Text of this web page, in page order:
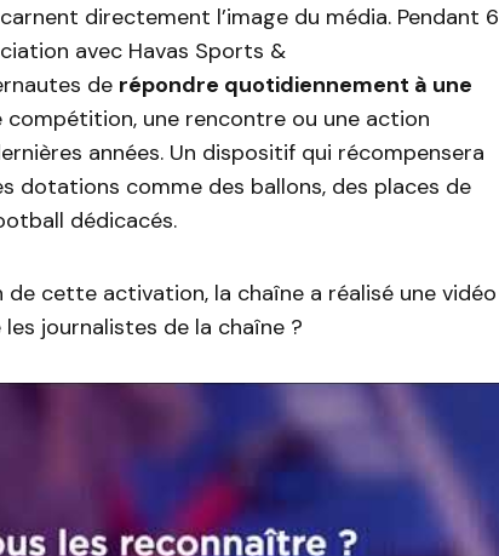
directement l’image du média. Pendant 6
avec Havas Sports &
de répondre quotidiennement à une
compétition, une rencontre ou une action
années. Un dispositif qui récompensera
dotations comme des ballons, des places de
dédicacés.
cette activation, la chaîne a réalisé une vidéo
journalistes de la chaîne ?